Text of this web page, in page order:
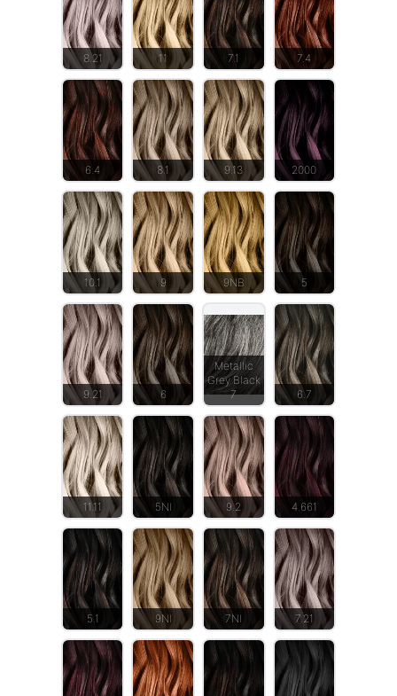
8.21 11 7.1 7.4
6.4 8.1 9.13 2000
10.1 9 9NB 5
9.21 6
Metallic
Grey Black
7
6.7
11.11 5NI 9.2 4.661
5.1 9NI 7NI 7.21